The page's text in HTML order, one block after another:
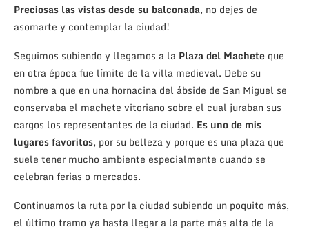
Preciosas las vistas desde su balconada, no dejes de
asomarte y contemplar la ciudad!
Seguimos subiendo y llegamos a la Plaza del Machete que
en otra época fue límite de la villa medieval. Debe su
nombre a que en una hornacina del ábside de San Miguel se
conservaba el machete vitoriano sobre el cual juraban sus
cargos los representantes de la ciudad. Es uno de mis
lugares favoritos, por su belleza y porque es una plaza que
suele tener mucho ambiente especialmente cuando se
celebran ferias o mercados.
Continuamos la ruta por la ciudad subiendo un poquito más,
el último tramo ya hasta llegar a la parte más alta de la